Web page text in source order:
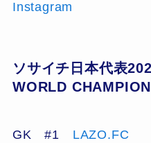
Instagram
ソサイチ日本代表
WORLD
GK #1 LAZO.FC